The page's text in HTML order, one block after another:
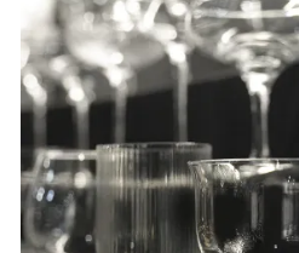
P***
23/Nov/2025
品質非常好！
覺質感